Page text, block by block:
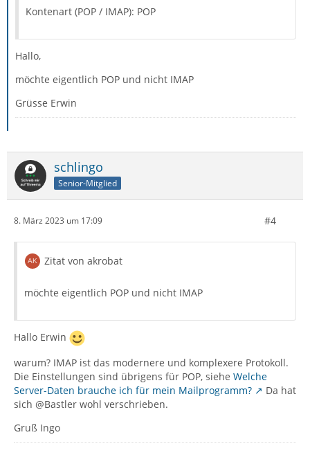
Kontenart (POP / IMAP): POP
Hallo,
möchte eigentlich POP und nicht IMAP
Grüsse Erwin
schlingo
Senior-Mitglied
8. März 2023 um 17:09 #4
Zitat von akrobat
möchte eigentlich POP und nicht IMAP
Hallo Erwin
warum? IMAP ist das modernere und komplexere Protokoll.
Die Einstellungen sind übrigens für POP, siehe Welche
Server-Daten brauche ich für mein Mailprogramm?
Da hat
sich @Bastler wohl verschrieben.
Gruß Ingo